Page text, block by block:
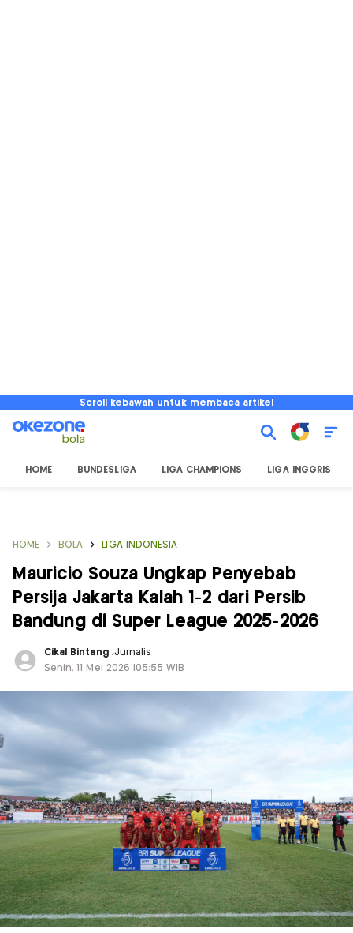
Scroll kebawah untuk membaca artikel
HOME BUNDESLIGA LIGA CHAMPIONS LIGA INGGRIS
HOME BOLA LIGA INDONESIA
Mauricio Souza Ungkap Penyebab
Persija Jakarta Kalah 1-2 dari Persib
Bandung di Super League 2025-2026
Cikal Bintang ,Jurnalis
Senin, 11 Mei 2026 |05:55 WIB